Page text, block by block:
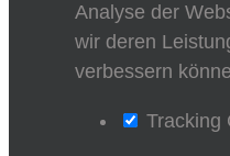
Analyse der
wir deren
verbessern
Tracking